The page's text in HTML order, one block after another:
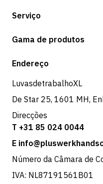
Serviço
Opções de pagamento
Devoluções e serviço
Gama de produtos
Loja
Endereço
LuvasdetrabalhoXL
De Star 25, 1601 MH,
Direcções
T +31 85 024 0044
E
Número da Câmara de
IVA: NL87191561B01